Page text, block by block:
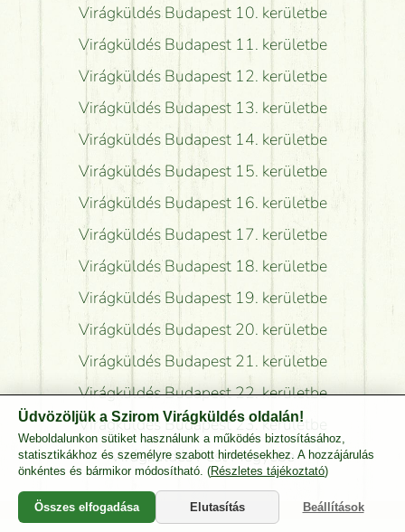
Virágküldés Budapest 10. kerületbe
Virágküldés Budapest 11. kerületbe
Virágküldés Budapest 12. kerületbe
Virágküldés Budapest 13. kerületbe
Virágküldés Budapest 14. kerületbe
Virágküldés Budapest 15. kerületbe
Virágküldés Budapest 16. kerületbe
Virágküldés Budapest 17. kerületbe
Virágküldés Budapest 18. kerületbe
Virágküldés Budapest 19. kerületbe
Virágküldés Budapest 20. kerületbe
Virágküldés Budapest 21. kerületbe
Virágküldés Budapest 22. kerületbe
Virágküldés Budapest 23. kerületbe
Virágküldés Pest Megyébe
Üdvözöljük a Szirom Virágküldés oldalán!
Weboldalunkon sütiket használunk a működés biztosításához,
statisztikákhoz és személyre szabott hirdetésekhez. A hozzájárulás
önkéntes és bármikor módosítható. (Részletes tájékoztató)
Összes elfogadása Elutasítás Beállítások